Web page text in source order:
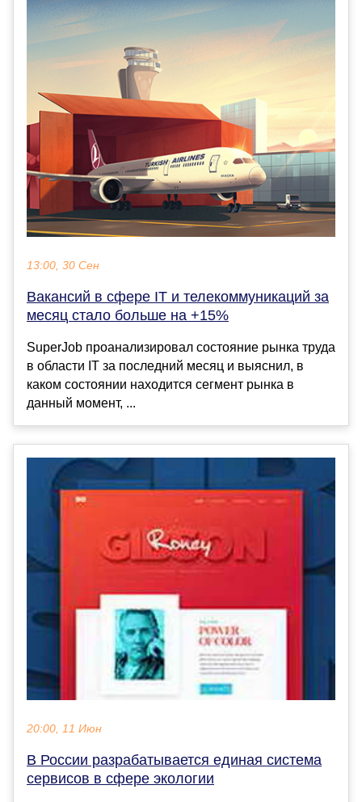
13:00, 30 Сен
Вакансий в сфере IT и телекоммуникаций за
месяц стало больше на +15%
SuperJob проанализировал состояние рынка труда
в области IT за последний месяц и выяснил, в
каком состоянии находится сегмент рынка в
данный момент, ...
20:00, 11 Июн
В России разрабатывается единая система
сервисов в сфере экологии